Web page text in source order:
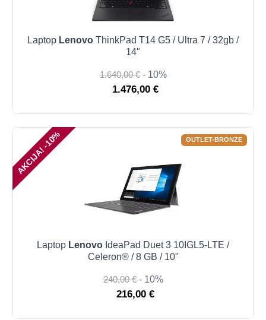
Laptop Lenovo ThinkPad T14 G5 / Ultra 7 / 32gb /
14"
1.640,00 € - 10%
1.476,00 €
AKCIJA! -10% OUTLET-BRONZE
Laptop Lenovo IdeaPad Duet 3 10IGL5-LTE /
Celeron® / 8 GB / 10"
240,00 € - 10%
216,00 €